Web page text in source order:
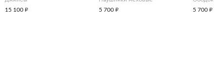
15 100 ₽ 5 700 ₽ 5 700 ₽